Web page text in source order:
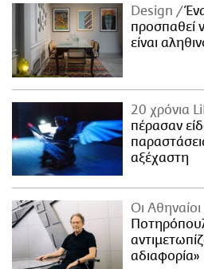
Design
προσπαθεί
είναι
20 χρόνια
πέρασαν
αξέχαστη
Οι Αθηναίοι
αδιαφορία»